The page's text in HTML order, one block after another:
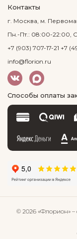
Контакты
г. Москва, м.
Пн.-Пт.: 08:00-22:00,
+7 (903) 707-17-21 +7
info@florion.ru
Способы оплаты
© 2026 «Флорион» –